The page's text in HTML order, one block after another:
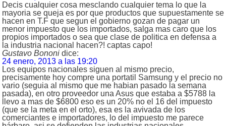
Decis cualquier cosa mesclando cualquier tema lo que la
mayoria se queja es por que productos que supuestamente se
hacen en T.F que segun el gobierno gozan de pagar un
menor impuesto que los importados, salga mas caro que los
propios importados o sea que clase de politica en defensa a
la industria nacional hacen?! captas capo!
Gustavo Bononi dice:
24 enero, 2013 a las 19:20
Los equipos nacionales siguen al mismo precio,
precisamente hoy compre una portatil Samsung y el precio no
vario (seguia al mismo que me habian pasado la semana
pasada), en otro proveedor una Asus que estaba a $5788 la
llevo a mas de $6800 eso es un 20% no el 16 del impuesto
(que se la meta en el orto), esa es la avivada de los
comerciantes e importadores, lo del impuesto me parece